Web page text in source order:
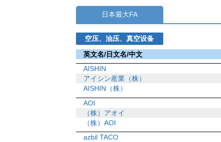
日本最大FA
空压、油压、真空设备
英文名/日文名/中文
AISHIN
アイシン産業（株）
AISHIN（株）
AOI
（株）アオイ
（株）AOI
azbil TACO